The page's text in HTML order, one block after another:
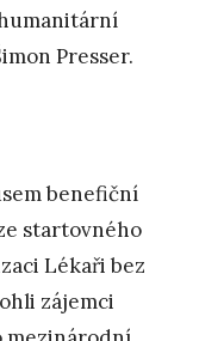
humanitární
Presser.
benefiční
startovného
Lékaři bez
zájemci